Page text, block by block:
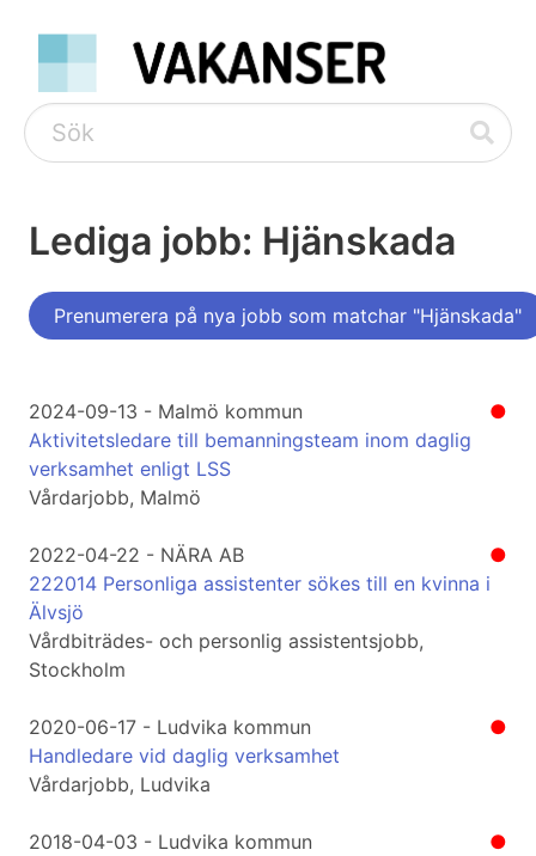
Lediga jobb: Hjänskada
Prenumerera på nya jobb som matchar "Hjänskada"
●
2024-09-13 - Malmö kommun
Aktivitetsledare till bemanningsteam inom daglig
verksamhet enligt LSS
Vårdarjobb, Malmö
●
2022-04-22 - NÄRA AB
222014 Personliga assistenter sökes till en kvinna i
Älvsjö
Vårdbiträdes- och personlig assistentsjobb,
Stockholm
●
2020-06-17 - Ludvika kommun
Handledare vid daglig verksamhet
Vårdarjobb, Ludvika
●
2018-04-03 - Ludvika kommun